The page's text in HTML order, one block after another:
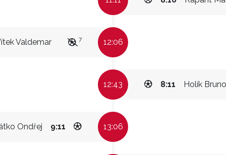
Valdemar 7 12:06
12:43 Holík Bruno
8:11
Ondřej 9:11 13:06